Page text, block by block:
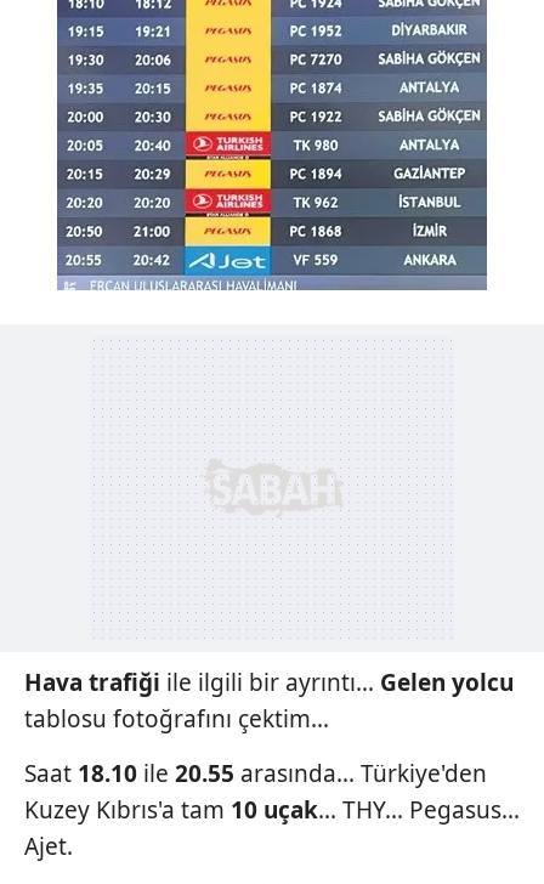
Hava trafiği ile ilgili bir ayrıntı... Gelen yolcu
tablosu fotoğrafını çektim...
Saat 18.10 ile 20.55 arasında... Türkiye'den
Kuzey Kıbrıs'a tam 10 uçak... THY... Pegasus...
Ajet.